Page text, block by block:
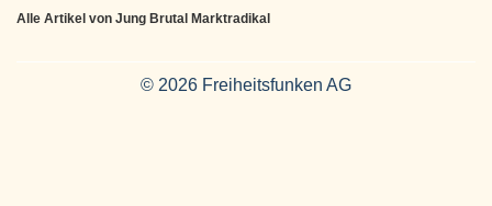
Alle Artikel von Jung Brutal Marktradikal
© 2026 Freiheitsfunken AG